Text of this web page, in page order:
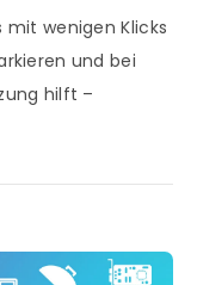
wenigen Klicks
und bei
hilft –